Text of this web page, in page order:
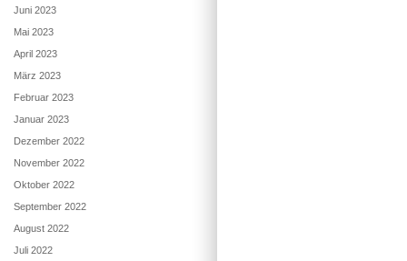
Juni 2023
Mai 2023
April 2023
März 2023
Februar 2023
Januar 2023
Dezember 2022
November 2022
Oktober 2022
September 2022
August 2022
Juli 2022